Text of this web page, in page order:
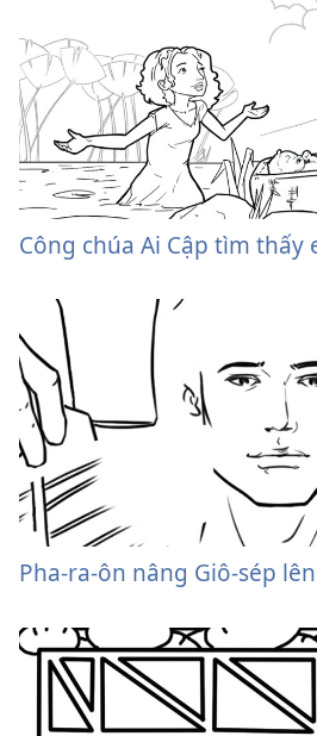
Công chúa Ai Cập tìm thấy
Pha-ra-ôn nâng Giô-sép